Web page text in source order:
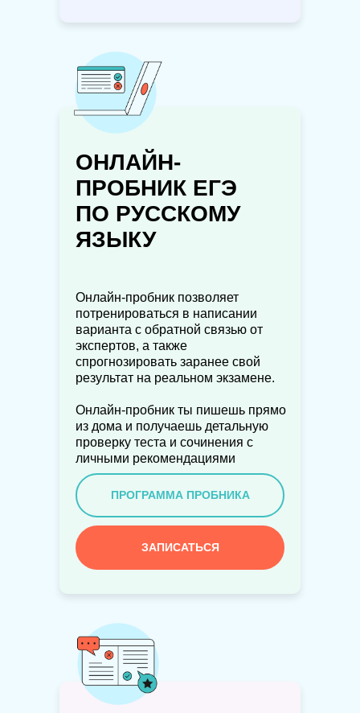
ОНЛАЙН-
ПРОБНИК ЕГЭ
ПО РУССКОМУ
ЯЗЫКУ
Онлайн-пробник позволяет
потренироваться в написании
варианта с обратной связью от
экспертов, а также
спрогнозировать заранее свой
результат на реальном экзамене.
Онлайн-пробник ты пишешь прямо
из дома и получаешь детальную
проверку теста и сочинения с
личными рекомендациями
ПРОГРАММА ПРОБНИКА
ЗАПИСАТЬСЯ